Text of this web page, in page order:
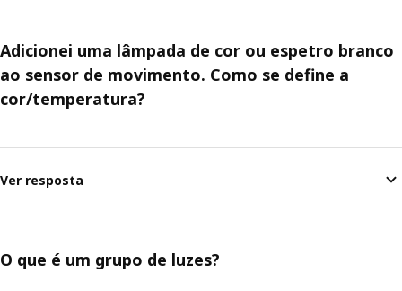
Adicionei uma lâmpada de cor ou espetro branco
ao sensor de movimento. Como se define a
cor/temperatura?
Ver resposta
O que é um grupo de luzes?